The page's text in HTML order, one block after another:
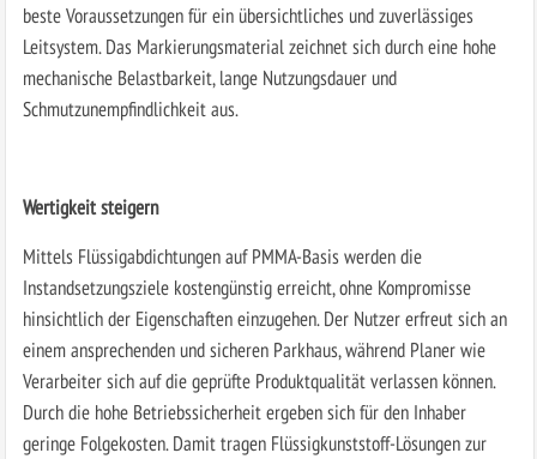
beste Voraussetzungen für ein übersichtliches und zuverlässiges
Leitsystem. Das Markierungsmaterial zeichnet sich durch eine hohe
mechanische Belastbarkeit, lange Nutzungsdauer und
Schmutzunempfindlichkeit aus.
Wertigkeit steigern
Mittels Flüssigabdichtungen auf PMMA-Basis werden die
Instandsetzungsziele kostengünstig erreicht, ohne Kompromisse
hinsichtlich der Eigenschaften einzugehen. Der Nutzer erfreut sich an
einem ansprechenden und sicheren Parkhaus, während Planer wie
Verarbeiter sich auf die geprüfte Produktqualität verlassen können.
Durch die hohe Betriebssicherheit ergeben sich für den Inhaber
geringe Folgekosten. Damit tragen Flüssigkunststoff-Lösungen zur